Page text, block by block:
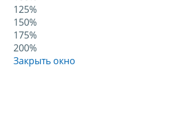
125%
150%
175%
200%
Закрыть окно